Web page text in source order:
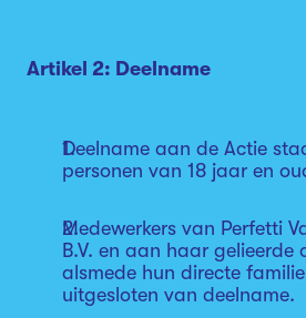
Artikel 2: Deelname
Deelname aan de Actie
personen van 18 jaar en
Medewerkers van Perfetti
B.V. en aan haar gelieerde
alsmede hun directe
uitgesloten van deelname.